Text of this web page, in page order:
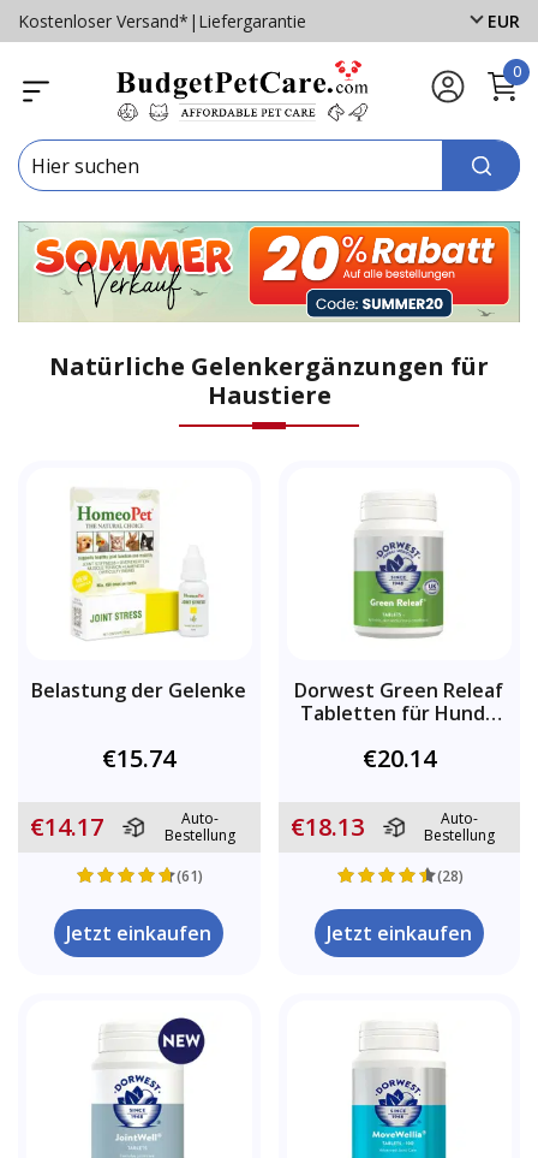
Kostenloser Versand* | Liefergarantie EUR
0
Natürliche Gelenkergänzungen für
Haustiere
Belastung der Gelenke
€15.74
€14.17
Auto-
Bestellung
(61)
Jetzt einkaufen
Dorwest Green Releaf
Tabletten für Hunde
€20.14
€18.13
Auto-
Bestellung
(28)
Jetzt einkaufen